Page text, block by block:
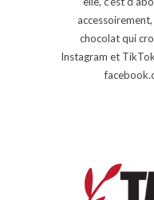
chocolat qui
Instagram et